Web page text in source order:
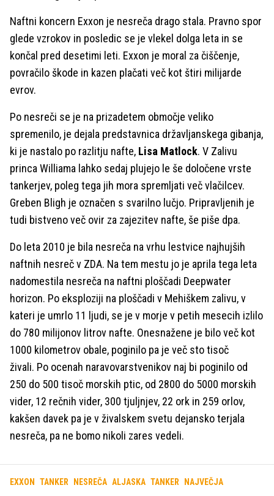
Naftni koncern Exxon je nesreča drago stala. Pravno spor
glede vzrokov in posledic se je vlekel dolga leta in se
končal pred desetimi leti. Exxon je moral za čiščenje,
povračilo škode in kazen plačati več kot štiri milijarde
evrov.
Po nesreči se je na prizadetem območje veliko
spremenilo, je dejala predstavnica državljanskega gibanja,
ki je nastalo po razlitju nafte, Lisa Matlock. V Zalivu
princa Williama lahko sedaj plujejo le še določene vrste
tankerjev, poleg tega jih mora spremljati več vlačilcev.
Greben Bligh je označen s svarilno lučjo. Pripravljenih je
tudi bistveno več ovir za zajezitev nafte, še piše dpa.
Do leta 2010 je bila nesreča na vrhu lestvice najhujših
naftnih nesreč v ZDA. Na tem mestu jo je aprila tega leta
nadomestila nesreča na naftni ploščadi Deepwater
horizon. Po eksploziji na ploščadi v Mehiškem zalivu, v
kateri je umrlo 11 ljudi, se je v morje v petih mesecih izlilo
do 780 milijonov litrov nafte. Onesnažene je bilo več kot
1000 kilometrov obale, poginilo pa je več sto tisoč
živali. Po ocenah naravovarstvenikov naj bi poginilo od
250 do 500 tisoč morskih ptic, od 2800 do 5000 morskih
vider, 12 rečnih vider, 300 tjuljnjev, 22 ork in 259 orlov,
kakšen davek pa je v živalskem svetu dejansko terjala
nesreča, pa ne bomo nikoli zares vedeli.
EXXON TANKER NESREČA ALJASKA TANKER NAJVEČJA